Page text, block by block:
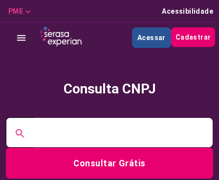
PME Acessibilidade
Acessar Cadastrar
Consulta CNPJ
Consultar Grátis